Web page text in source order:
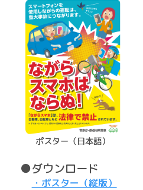
ポスター（日本語）
●ダウンロード
・ポスター（縦版）